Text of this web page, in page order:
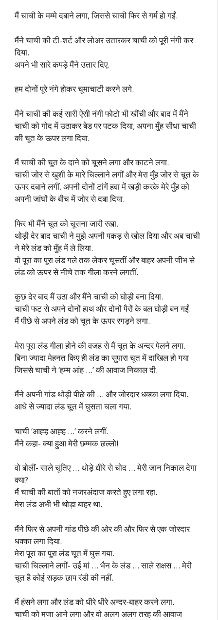
मैं चाची के मम्मे दबाने लगा, जिससे चाची फिर से गर्म हो गईं.
मैंने चाची की टी-शर्ट और लोअर उतारकर चाची को पूरी नंगी कर
दिया.
अपने भी सारे कपड़े मैंने उतार दिए.
हम दोनों पूरे नंगे होकर चूमाचाटी करने लगे.
मैंने चाची की कई सारी ऐसी नंगी फोटो भी खींची और बाद में मैंने
चाची को गोद में उठाकर बेड पर पटक दिया; अपना मुँह सीधा चाची
की चूत के ऊपर लगा दिया.
मैं चाची की चूत के दाने को चूसने लगा और काटने लगा.
चाची जोर से खुशी के मारे चिल्लाने लगीं और मेरा मुँह जोर से चूत के
ऊपर दबाने लगीं. अपनी दोनों टांगें हवा में खड़ी करके मेरे मुँह को
अपनी जांघों के बीच में जोर से दबा दिया.
फिर भी मैंने चूत को चूसना जारी रखा.
थोड़ी देर बाद चाची ने मुझे अपनी पकड़ से खोल दिया और अब चाची
ने मेरे लंड को मुँह में ले लिया.
वो पूरा का पूरा लंड गले तक लेकर चूसतीं और बाहर अपनी जीभ से
लंड को ऊपर से नीचे तक गीला करने लगतीं.
कुछ देर बाद मैं उठा और मैंने चाची को घोड़ी बना दिया.
चाची फट से अपने दोनों हाथ और दोनों पैरों के बल घोड़ी बन गईं.
मैं पीछे से अपने लंड को चूत के ऊपर रगड़ने लगा.
मेरा पूरा लंड गीला होने की वजह से मैं चूत के अन्दर पेलने लगा.
बिना ज्यादा मेहनत किए ही लंड का सुपारा चूत में दाखिल हो गया
जिससे चाची ने ‘हम्म आंह …’ की आवाज निकाल दी.
मैंने अपनी गांड थोड़ी पीछे की … और जोरदार धक्का लगा दिया.
आधे से ज्यादा लंड चूत में घुसता चला गया.
चाची ‘आह्ह आह्ह …’ करने लगीं.
मैंने कहा- क्या हुआ मेरी छम्मक छल्लो!
वो बोलीं- साले चूतिए … थोड़े धीरे से चोद … मेरी जान निकाल देगा
क्या?
मैं चाची की बातों को नजरअंदाज करते हुए लगा रहा.
मेरा लंड अभी भी थोड़ा बाहर था.
मैंने फिर से अपनी गांड पीछे की ओर की और फिर से एक जोरदार
धक्का लगा दिया.
मेरा पूरा का पूरा लंड चूत में घुस गया.
चाची चिल्लाने लगीं- उई मां … भैन के लंड … साले राक्षस … मेरी
चूत है कोई सड़क छाप रंडी की नहीं.
मैं हंसने लगा और लंड को धीरे धीरे अन्दर-बाहर करने लगा.
चाची को मजा आने लगा और वो अलग अलग तरह की आवाज